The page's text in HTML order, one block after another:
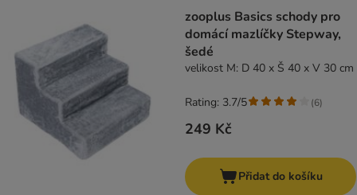
zooplus Basics schody pro
domácí mazlíčky Stepway,
šedé
velikost M: D 40 x Š 40 x V 30 cm
249 Kč
Rating: 3.7/5 (6)
Přidat do košíku